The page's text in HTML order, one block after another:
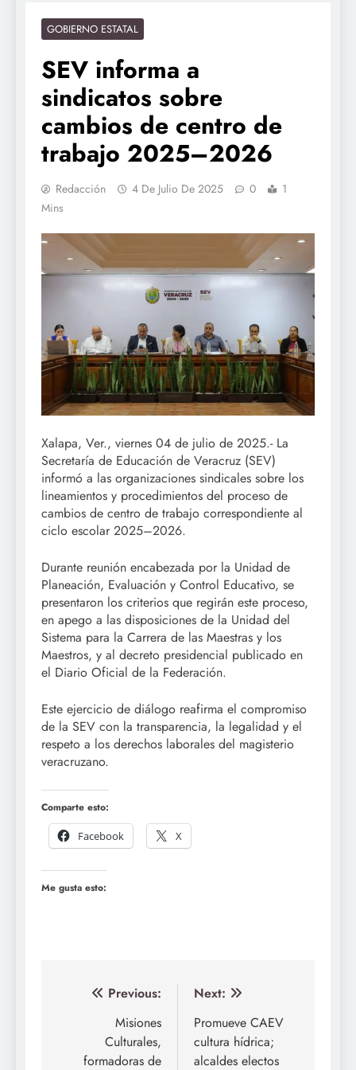
GOBIERNO ESTATAL
SEV informa a
sindicatos sobre
cambios de centro de
trabajo 2025–2026
Redacción 4 De Julio De 2025 0
1
Mins
Xalapa, Ver., viernes 04 de julio de 2025.- La
Secretaría de Educación de Veracruz (SEV)
informó a las organizaciones sindicales sobre los
lineamientos y procedimientos del proceso de
cambios de centro de trabajo correspondiente al
ciclo escolar 2025–2026.
Durante reunión encabezada por la Unidad de
Planeación, Evaluación y Control Educativo, se
presentaron los criterios que regirán este proceso,
en apego a las disposiciones de la Unidad del
Sistema para la Carrera de las Maestras y los
Maestros, y al decreto presidencial publicado en
el Diario Oficial de la Federación.
Este ejercicio de diálogo reafirma el compromiso
de la SEV con la transparencia, la legalidad y el
respeto a los derechos laborales del magisterio
veracruzano.
Comparte esto:
Facebook
X
Me gusta esto:
Navegación
entradas
Previous:
Misiones
Culturales,
formadoras de
Next:
Promueve CAEV
cultura hídrica;
alcaldes electos